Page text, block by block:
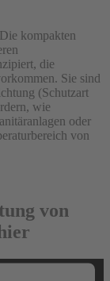
Die kompakten
die
Sie sind
(Schutzart
wie
oder
von
von